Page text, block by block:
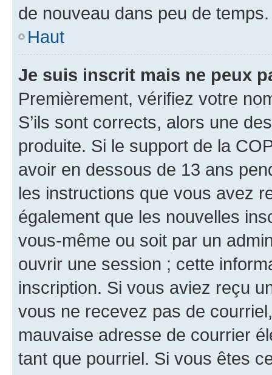
de nouveau dans peu de temps.
Haut
Je suis inscrit mais ne peux
Premièrement, vérifiez votre
S’ils sont corrects, alors une
produite. Si le support de la
avoir en dessous de 13 ans
les instructions que vous avez
également que les nouvelles
vous-même ou soit par un
ouvrir une session ; cette
inscription. Si vous aviez reçu
vous ne recevez pas de
mauvaise adresse de courrier
tant que pourriel. Si vous êtes